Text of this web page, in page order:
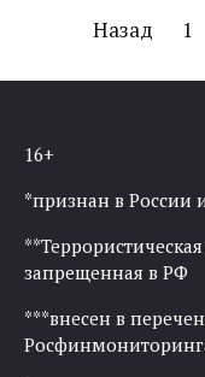
Навигация
записям
Назад 1
16+
*признан в России
запрещенная в РФ
***внесен в